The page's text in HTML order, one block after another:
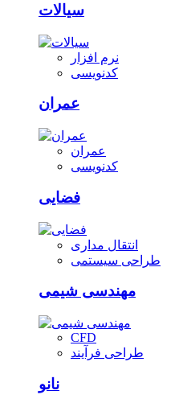
سیالات
نرم افزار
کدنویسی
عمران
عمران
کدنویسی
فضایی
انتقال مداری
طراحی سیستمی
مهندسی شیمی
CFD
طراحی فرآیند
نانو